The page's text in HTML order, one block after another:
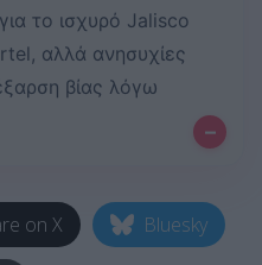
το ισχυρό Jalisco
αλλά ανησυχίες
βίας λόγω
–
on X Bluesky